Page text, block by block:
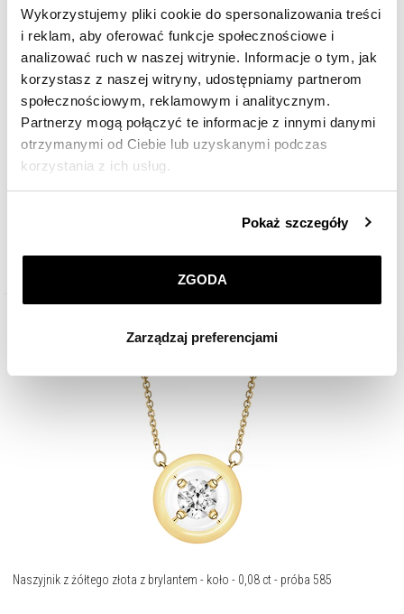
Wykorzystujemy pliki cookie do spersonalizowania treści
i reklam, aby oferować funkcje społecznościowe i
analizować ruch w naszej witrynie. Informacje o tym, jak
korzystasz z naszej witryny, udostępniamy partnerom
społecznościowym, reklamowym i analitycznym.
Partnerzy mogą połączyć te informacje z innymi danymi
otrzymanymi od Ciebie lub uzyskanymi podczas
korzystania z ich usług.
przez nas plików cookie znajdziesz wPolityce
prywatności.
korzystamy. Możesz również wybrać jaki rodzaj plików
Zarządzaj preferencjami
. W każdej chwili możesz
dokonać zmiany wybranych przez Ciebie plików cookie.
Pokaż szczegóły
ZGODA
Zarządzaj preferencjami
Kolczyki z żółtego złota z brylantami - koła - 0,16 ct - próba 585
Naszyjnik z żółtego złota z brylantem - koło - 0,08 ct - próba 585